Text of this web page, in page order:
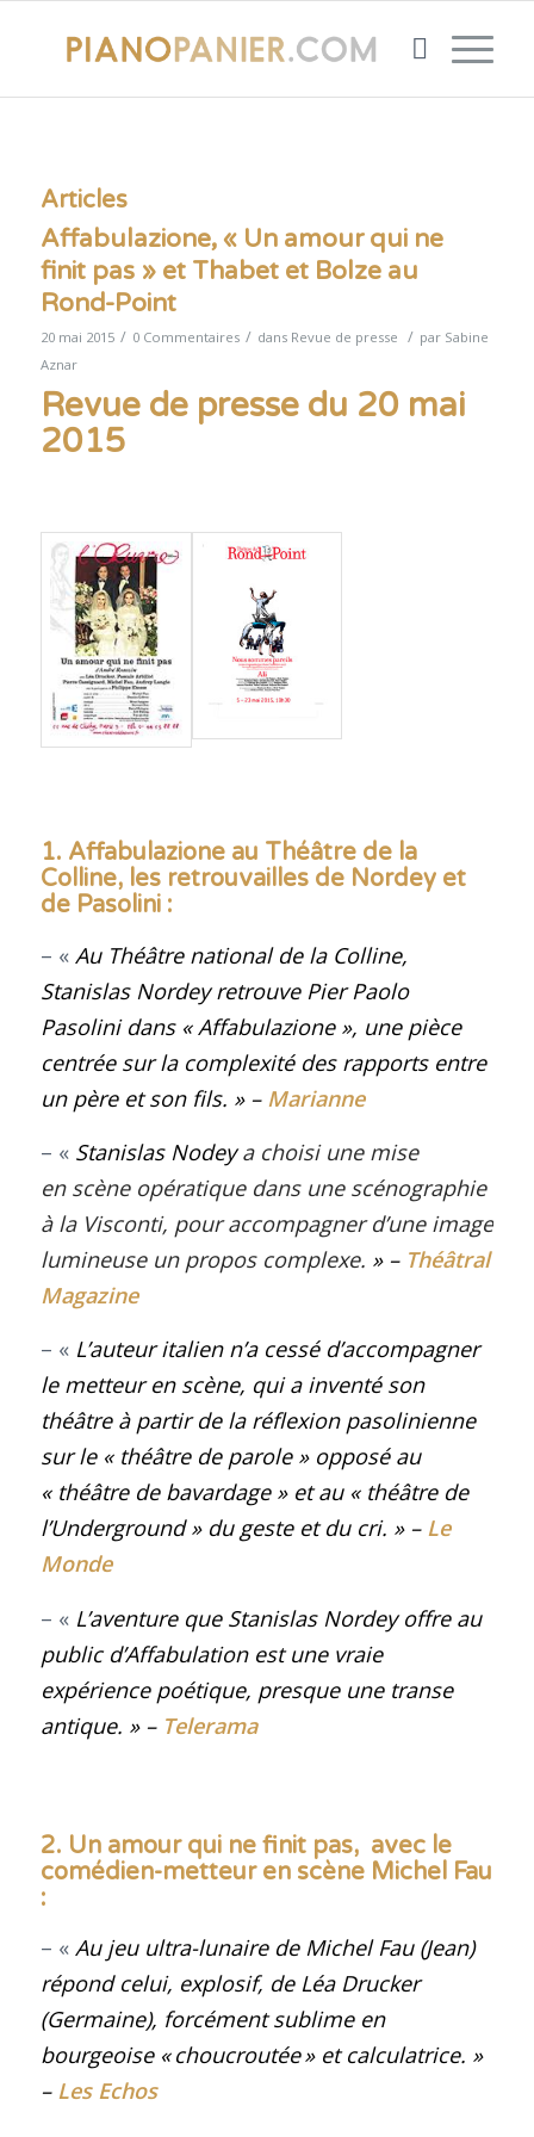
Articles
Affabulazione, « Un amour qui ne
finit pas » et Thabet et Bolze au
Rond-Point
20 mai 2015 / 0 Commentaires / dans Revue de presse / par Sabine
Aznar
Revue de presse du 20 mai
2015
1. Affabulazione au Théâtre de la
Colline, les retrouvailles de Nordey et
de Pasolini :
– « Au Théâtre national de la Colline,
Stanislas Nordey retrouve Pier Paolo
Pasolini dans « Affabulazione », une pièce
centrée sur la complexité des rapports entre
un père et son fils. » – Marianne
– « Stanislas Nodeya choisi une mise
en scène opératique dans une scénographie
à la Visconti, pour accompagner d’une image
lumineuse un propos complexe. » – Théâtral
Magazine
– « L’auteur italien n’a cessé d’accompagner
le metteur en scène, qui a inventé son
théâtre à partir de la réflexion pasolinienne
sur le « théâtre de parole » opposé au
« théâtre de bavardage »et au « théâtre de
l’Underground »du geste et du cri. »– Le
Monde
– « L’aventure que Stanislas Nordey offre au
public d’Affabulation est une vraie
expérience poétique, presque une transe
antique. » – Telerama
2. Un amour qui ne finit pas, avec le
comédien-metteur en scène Michel Fau
:
– « Au jeu ultra-lunaire de Michel Fau (Jean)
répond celui, explosif, de Léa Drucker
(Germaine), forcément sublime en
bourgeoise « choucroutée » et calculatrice. »
– Les Echos